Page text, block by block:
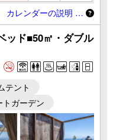
カレンダーの説明 …
ッド■50㎡・ダブル
テント
トガーデン